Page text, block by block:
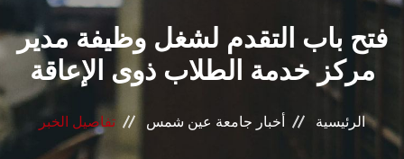
الشئون الأكاديمية
البحث العلمي
الرعاية الصحية
فتح باب التقدم لشغل وظيفة مدير
مركز خدمة الطلاب ذوى الإعاقة
الرئيسية أخبار جامعة عين شمس تفاصيل الخبر